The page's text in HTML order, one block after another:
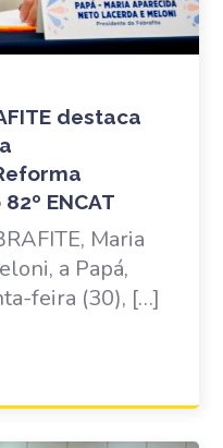
destaca
ENCAT
Maria
a Papá,
feira (30), […]